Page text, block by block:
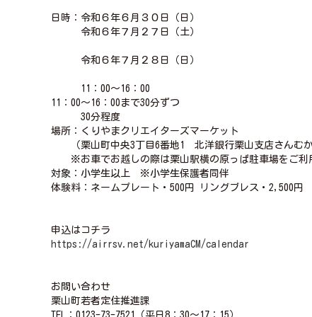
日時：令和６年６月３０日（日）
令和６年７月２７日（土）
令和６年７月２８日（日）
11：00～16：00
11：00～16：00まで30分ずつ
30分程度
場所：くりやまクリエイターズマーケット
（栗山町中央3丁目6番地1 北洋銀行栗山支店さんむか
※お車でお越しの際は栗山駅横の原っぱ駐車場をご利
対象：小学生以上 ※小学生保護者同伴
体験料：ネームプレート・500円 リングブレス・2,500円
申込はコチラ
https://airrsv.net/kuriyamaCM/calendar
お問い合わせ
栗山町若者定住推進課
TEL：0123-73-7521（平日8：30～17：15）